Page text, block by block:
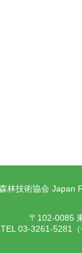
林技術協会
〒102-0085
TEL 03-3261-5281